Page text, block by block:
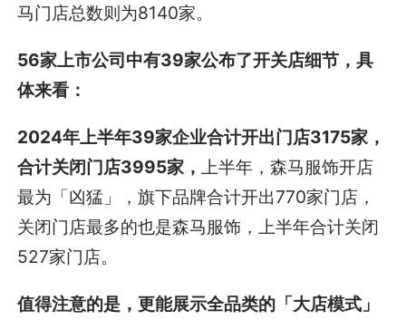
马门店总数则为8140家。
56家上市公司中有39家公布了开关店细节，具
体来看：
2024年上半年39家企业合计开出门店3175家，
合计关闭门店3995家，上半年，森马服饰开店
最为「凶猛」，旗下品牌合计开出770家门店，
关闭门店最多的也是森马服饰，上半年合计关闭
527家门店。
值得注意的是，更能展示全品类的「大店模式」